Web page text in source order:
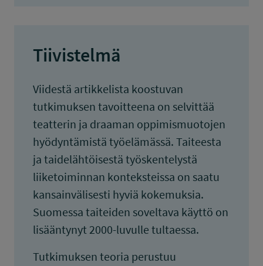
Tiivistelmä
Viidestä artikkelista koostuvan
tutkimuksen tavoitteena on selvittää
teatterin ja draaman oppimismuotojen
hyödyntämistä työelämässä. Taiteesta
ja taidelähtöisestä työskentelystä
liiketoiminnan konteksteissa on saatu
kansainvälisesti hyviä kokemuksia.
Suomessa taiteiden soveltava käyttö on
lisääntynyt 2000-luvulle tultaessa.
Tutkimuksen teoria perustuu